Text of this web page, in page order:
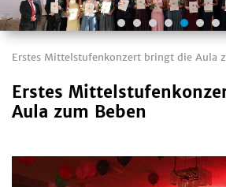
Erstes Mittelstufenkonzert bringt die Aula
Erstes
Aula zum Beben